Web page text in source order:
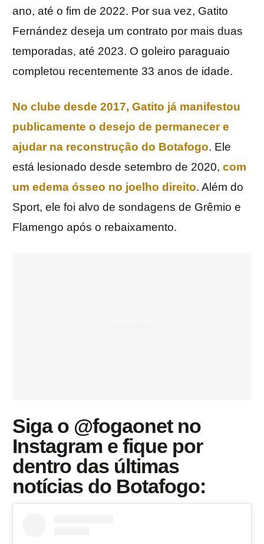
ano, até o fim de 2022. Por sua vez, Gatito
Fernández deseja um contrato por mais duas
temporadas, até 2023. O goleiro paraguaio
completou recentemente 33 anos de idade.
No clube desde 2017, Gatito já manifestou
publicamente o desejo de permanecer e
ajudar na reconstrução do Botafogo. Ele
está lesionado desde setembro de 2020, com
um edema ósseo no joelho direito. Além do
Sport, ele foi alvo de sondagens de Grêmio e
Flamengo após o rebaixamento.
Siga o @fogaonet no
Instagram e fique por
dentro das últimas
notícias do Botafogo: